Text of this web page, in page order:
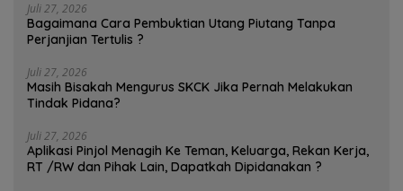
Juli 27, 2026
Bagaimana Cara Pembuktian Utang Piutang Tanpa
Perjanjian Tertulis ?
Juli 27, 2026
Masih Bisakah Mengurus SKCK Jika Pernah Melakukan
Tindak Pidana?
Juli 27, 2026
Aplikasi Pinjol Menagih Ke Teman, Keluarga, Rekan Kerja,
RT /RW dan Pihak Lain, Dapatkah Dipidanakan ?